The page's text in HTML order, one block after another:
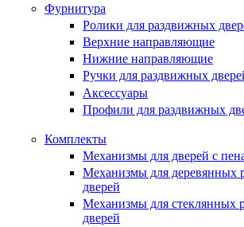
Фурнитура
Ролики для раздвижных
Верхние направляющие
Нижние направляющие
Ручки для раздвижных
Аксессуары
Профили для раздвижных
Комплекты
Механизмы для дверей с
Механизмы для деревянных
дверей
Механизмы для стеклянных
дверей